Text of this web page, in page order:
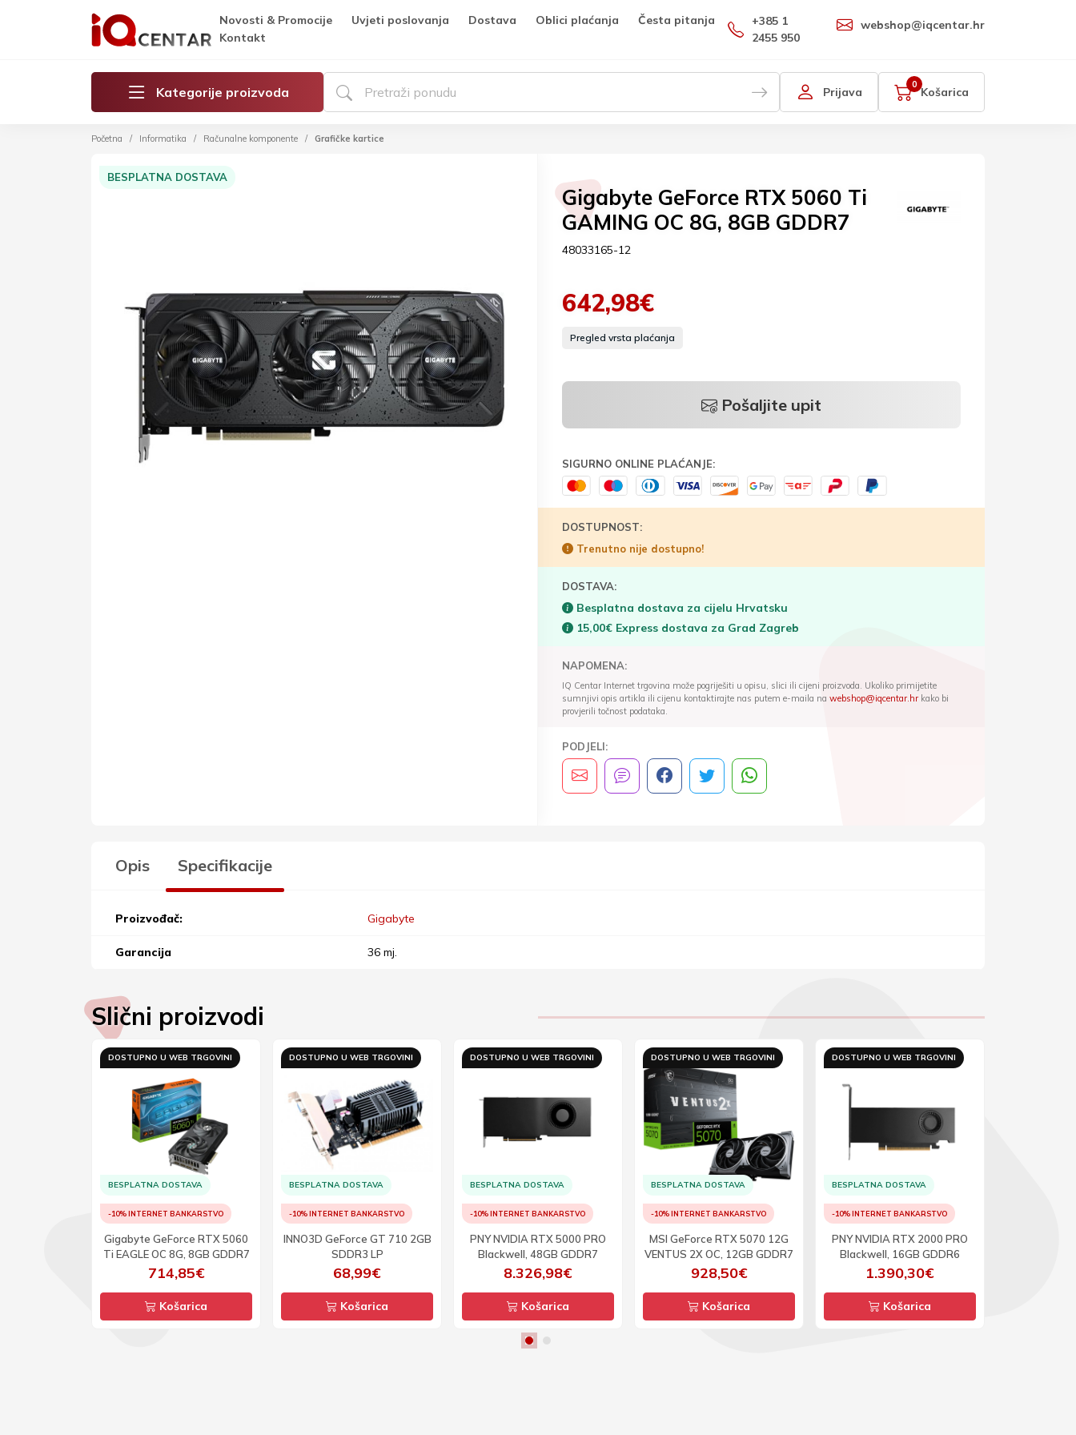
Novosti & Promocije Uvjeti poslovanja Dostava Oblici plaćanja
Česta pitanja
Kontakt
+385 1
2455 950
webshop@iqcentar.hr
Kategorije proizvoda Prijava Košarica
0
Početna Informatika Računalne komponente Grafičke kartice
BESPLATNA DOSTAVA
Gigabyte GeForce RTX 5060 Ti
GAMING OC 8G, 8GB GDDR7
48033165-12
642,98€
Pregled vrsta plaćanja
Pošaljite upit
SIGURNO ONLINE PLAĆANJE:
DOSTUPNOST:
Trenutno nije dostupno!
DOSTAVA:
Besplatna dostava za cijelu Hrvatsku
15,00€ Express dostava za Grad Zagreb
NAPOMENA:
IQ Centar Internet trgovina može pogriješiti u opisu, slici ili cijeni proizvoda. Ukoliko primijetite
sumnjivi opis artikla ili cijenu kontaktirajte nas putem e-maila na webshop@iqcentar.hrkako bi
provjerili točnost podataka.
PODJELI:
Opis Specifikacije
Proizvođač: Gigabyte
Garancija 36 mj.
Slični proizvodi
DOSTUPNO U WEB TRGOVINI
BESPLATNA DOSTAVA
-10% INTERNET BANKARSTVO
Gigabyte GeForce RTX 5060
Ti EAGLE OC 8G, 8GB GDDR7
714,85€
Košarica
DOSTUPNO U WEB TRGOVINI
BESPLATNA DOSTAVA
-10% INTERNET BANKARSTVO
INNO3D GeForce GT 710 2GB
SDDR3 LP
68,99€
Košarica
DOSTUPNO U WEB TRGOVINI
BESPLATNA DOSTAVA
-10% INTERNET BANKARSTVO
PNY NVIDIA RTX 5000 PRO
Blackwell, 48GB GDDR7
8.326,98€
Košarica
DOSTUPNO U WEB TRGOVINI
BESPLATNA DOSTAVA
-10% INTERNET BANKARSTVO
MSI GeForce RTX 5070 12G
VENTUS 2X OC, 12GB GDDR7
928,50€
Košarica
DOSTUPNO U WEB TRGOVINI
BESPLATNA DOSTAVA
-10% INTERNET BANKARSTVO
PNY NVIDIA RTX 2000 PRO
Blackwell, 16GB GDDR6
1.390,30€
Košarica